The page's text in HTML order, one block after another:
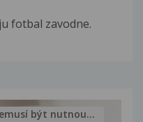
fotbal zavodne.
být nutnou...